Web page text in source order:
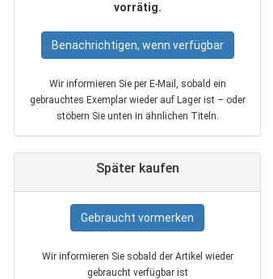
vorrätig.
Benachrichtigen, wenn verfügbar
Wir informieren Sie per E‑Mail, sobald ein
gebrauchtes Exemplar wieder auf Lager ist – oder
stöbern Sie unten in ähnlichen Titeln.
Später kaufen
Gebraucht vormerken
Wir informieren Sie sobald der Artikel wieder
gebraucht verfügbar ist